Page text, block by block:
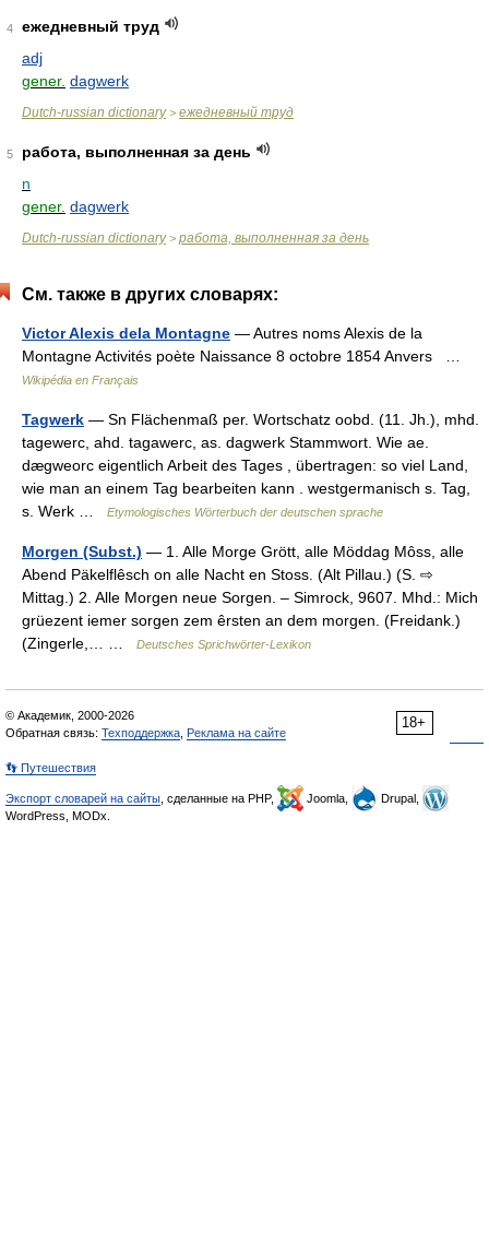
4
ежедневный труд
adj
gener. dagwerk
Dutch-russian dictionary> ежедневный труд
5
работа, выполненная за день
n
gener. dagwerk
Dutch-russian dictionary> работа, выполненная за день
См. также в других словарях:
Victor Alexis dela Montagne — Autres noms Alexis de la
Montagne Activités poète Naissance 8 octobre 1854 Anvers …
Wikipédia en Français
Tagwerk — Sn Flächenmaß per. Wortschatz oobd. (11. Jh.), mhd.
tagewerc, ahd. tagawerc, as. dagwerk Stammwort. Wie ae.
dægweorc eigentlich Arbeit des Tages , übertragen: so viel Land,
wie man an einem Tag bearbeiten kann . westgermanisch s. Tag,
s. Werk …
Etymologisches Wörterbuch der deutschen sprache
Morgen (Subst.) — 1. Alle Morge Grött, alle Möddag Môss, alle
Abend Päkelflêsch on alle Nacht en Stoss. (Alt Pillau.) (S. ⇨
Mittag.) 2. Alle Morgen neue Sorgen. – Simrock, 9607. Mhd.: Mich
grüezent iemer sorgen zem êrsten an dem morgen. (Freidank.)
(Zingerle,… …
Deutsches Sprichwörter-Lexikon
18+
© Академик, 2000-2026
Обратная связь: Техподдержка Реклама на сайте
👣 Путешествия
Экспорт словарей на сайты , сделанные на PHP, Joomla,
Drupal,
WordPress, MODx.